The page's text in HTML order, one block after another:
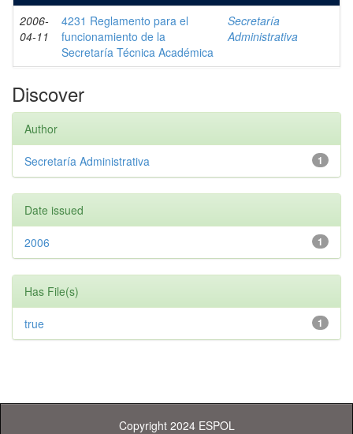
2006-
04-11
4231 Reglamento para el
funcionamiento de la
Secretaría Técnica Académica
Secretaría
Administrativa
Discover
Author
1
Secretaría Administrativa
Date issued
1
2006
Has File(s)
1
true
Copyright 2024 ESPOL